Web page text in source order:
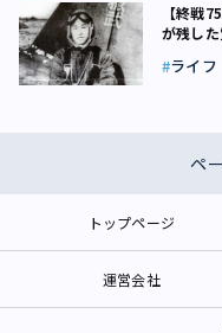
【終戦
が残し
ライフ
ペ
トップページ
運営会社